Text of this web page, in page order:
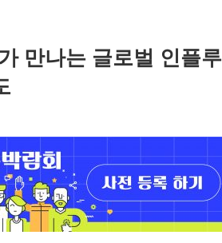
만나는 글로벌 인플루